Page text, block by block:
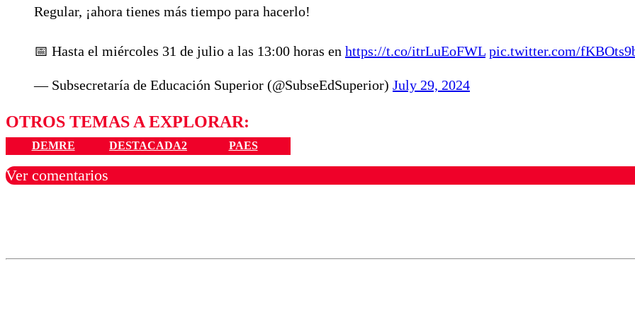
Regular, ¡ahora tienes más tiempo para hacerlo!
📅 Hasta el miércoles 31 de julio a las 13:00 horas en https://t.co/itrLuEoFWL pic.twitter.com/
— Subsecretaría de Educación Superior (@SubseEdSuperior) July 29, 2024
OTROS TEMAS A EXPLORAR:
DEMRE DESTACADA2 PAES
Ver comentarios